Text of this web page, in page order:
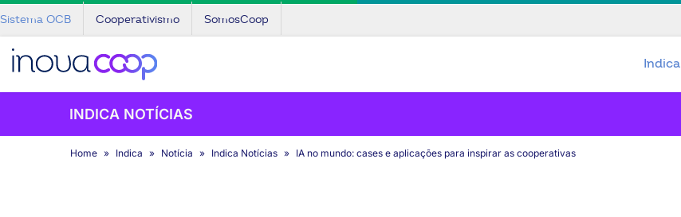
Sistema OCB Cooperativismo SomosCoop
Indica
INDICA NOTÍCIAS
Home Indica Notícia Indica Notícias IA no mundo: cases e aplicações para inspirar as cooperativas